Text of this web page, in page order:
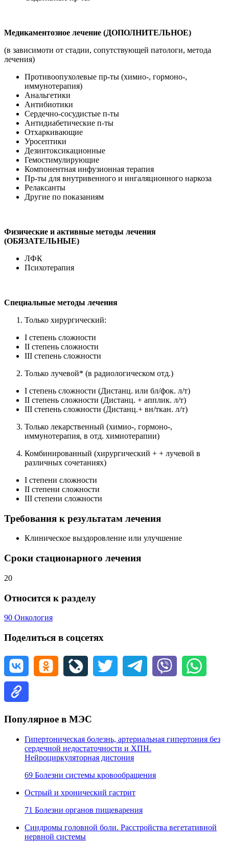
Медикаментозное лечение (ДОПОЛНИТЕЛЬНОЕ)
(в зависимоти от стадии, сопутствующей патологи, метода
лечения)
Противоопухолевые пр-ты (химио-, гормоно-,
иммунотерапия)
Анальгетики
Антибиотики
Сердечно-сосудистые п-ты
Антидиабетические п-ты
Отхаркивающие
Уросептики
Дезинтоксикационные
Гемостимулирующие
Компонентная инфузионная терапия
Пр-ты для внутривенного и ингаляционного наркоза
Релаксанты
Другие по показаниям
Физические и активные методы лечения
(ОБЯЗАТЕЛЬНЫЕ)
ЛФК
Психотерапия
Специальные методы лечения
Только хирургический:
I степень сложности
II степень сложности
III степень сложности
Только лучевой* (в радиологическом отд.)
I степень сложности (Дистанц. или бл/фок. л/т)
II степень сложности (Дистанц. + апплик. л/т)
III степень сложности (Дистанц.+ вн/ткан. л/т)
Только лекарственный (химио-, гормоно-,
иммунотерапия, в отд. химиотерапии)
Комбинированный (хирургический + + лучевой в
различных сочетаниях)
I степени сложности
II степени сложности
III степени сложности
Требования к результатам лечения
Клиническое выздоровление или улучшение
Сроки стационарного лечения
20
Относится к разделу
90 Онкология
Поделиться в соцсетях
Популярное в МЭС
Гипертоническая болезнь, артериальная гипертония без
сердечной недостаточности и ХПН.
Нейроциркуляторная дистония
69 Болезни системы кровообращения
Острый и хронический гастрит
71 Болезни органов пищеварения
Синдромы головной боли. Расстройства вегетативной
нервной системы